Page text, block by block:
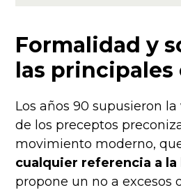
Formalidad y
las principales
Los años 90 supusieron
de los preceptos
movimiento moderno,
cualquier referencia a
propone un no a excesos